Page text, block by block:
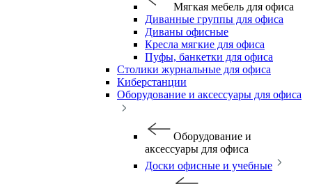
Мягкая мебель для офиса
Диванные группы для офиса
Диваны офисные
Кресла мягкие для офиса
Пуфы, банкетки для офиса
Столики журнальные для офиса
Киберстанции
Оборудование и аксессуары для офиса
Оборудование и
аксессуары для офиса
Доски офисные и учебные